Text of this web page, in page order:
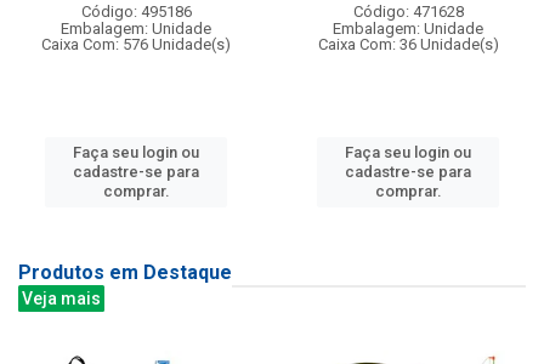
Código: 495186
Embalagem: Unidade
Caixa Com: 576 Unidade(s)
Faça seu login ou
cadastre-se para
comprar.
Código: 471628
Embalagem: Unidade
Caixa Com: 36 Unidade(s)
Faça seu login ou
cadastre-se para
comprar.
Produtos em Destaque
Veja mais